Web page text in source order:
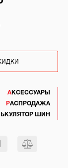
АКСЕССУАРЫ
РАСПРОДАЖА
ШИН